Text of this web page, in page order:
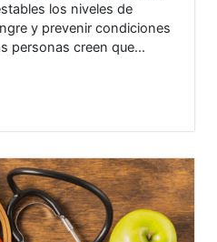
los niveles de
y prevenir condiciones
personas creen que...